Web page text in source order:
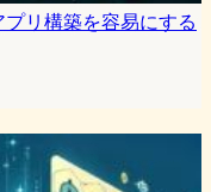
リ構築を容易にする